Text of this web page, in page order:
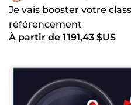
Je vais booster votre
référencement
À partir de 1 191,43 $US